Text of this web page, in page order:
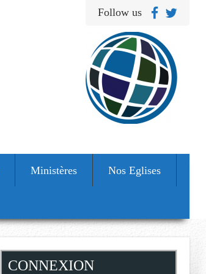
Follow us
Ministères Nos Eglises
CONNEXION